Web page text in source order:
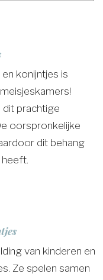
konijntjes is
dit prachtige
oorspronkelijke
dit behang
van kinderen en
Ze spelen samen